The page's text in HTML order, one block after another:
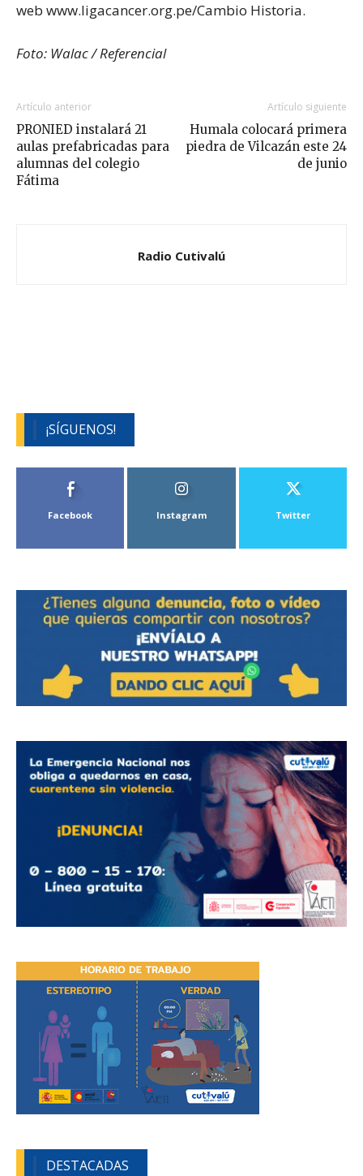
web www.ligacancer.org.pe/Cambio Historia.
Foto: Walac / Referencial
Artículo anterior
PRONIED instalará 21
aulas prefabricadas para
alumnas del colegio
Fátima
Artículo siguiente
Humala colocará primera
piedra de Vilcazán este 24
de junio
Radio Cutivalú
¡SÍGUENOS!
DESTACADAS